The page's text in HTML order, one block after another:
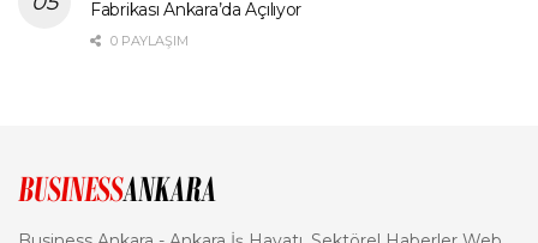
Fabrikası Ankara’da Açılıyor
0 PAYLAŞIM